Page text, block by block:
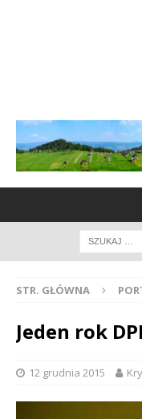
STR. GŁÓWNA
Jeden rok
12 grudnia 2015